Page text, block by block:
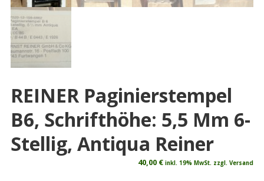
REINER Paginierstempel
B6, Schrifthöhe: 5,5 Mm 6-
Stellig, Antiqua Reiner
40,00 € inkl. 19% MwSt. zzgl. Versand